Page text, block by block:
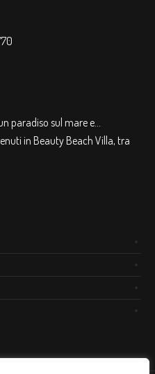
paradiso sul mare e…
in Beauty Beach Villa, tra